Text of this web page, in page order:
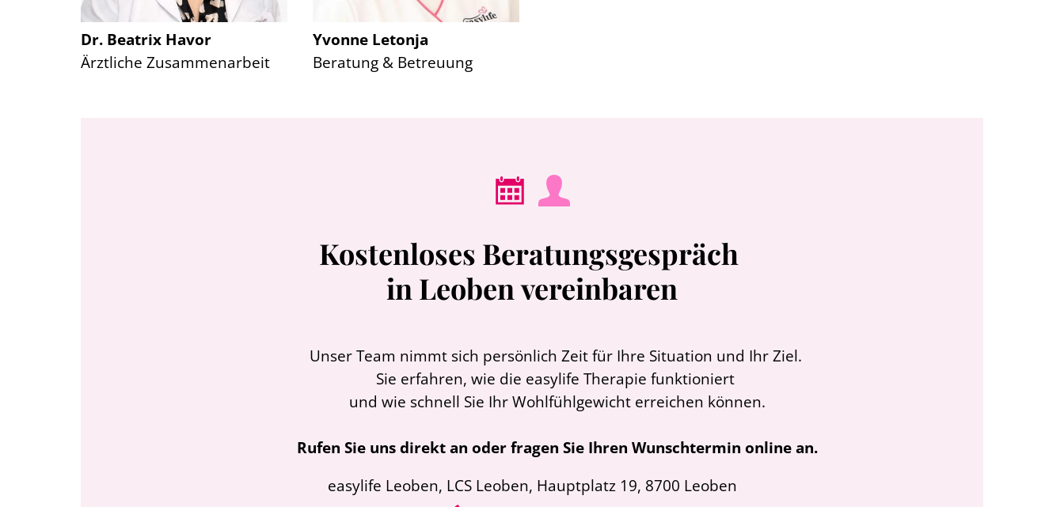
Dr. Beatrix Havor
Ärztliche Zusammenarbeit
Yvonne Letonja
Beratung & Betreuung
Kostenloses Beratungsgespräch
in Leoben vereinbaren
Unser Team nimmt sich persönlich Zeit für Ihre Situation und Ihr Ziel.
Sie erfahren, wie die easylife Therapie funktioniert
und wie schnell Sie Ihr Wohlfühlgewicht erreichen können.
Rufen Sie uns direkt an oder fragen Sie Ihren Wunschtermin online an.
easylife Leoben, LCS Leoben, Hauptplatz 19, 8700 Leoben